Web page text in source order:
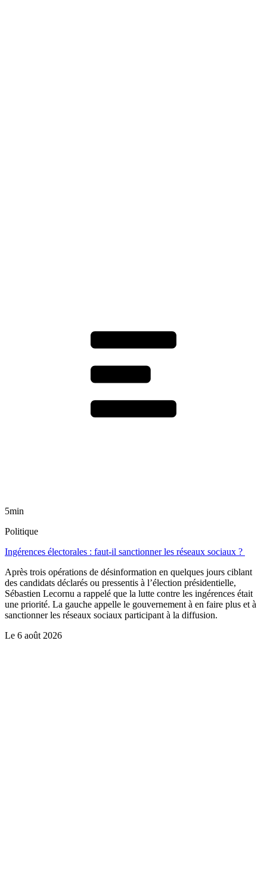
5min
Politique
Ingérences électorales : faut-il sanctionner les réseaux sociaux ?
Après trois opérations de désinformation en quelques jours ciblant
des candidats déclarés ou pressentis à l’élection présidentielle,
Sébastien Lecornu a rappelé que la lutte contre les ingérences était
une priorité. La gauche appelle le gouvernement à en faire plus et à
sanctionner les réseaux sociaux participant à la diffusion.
Le 6 août 2026